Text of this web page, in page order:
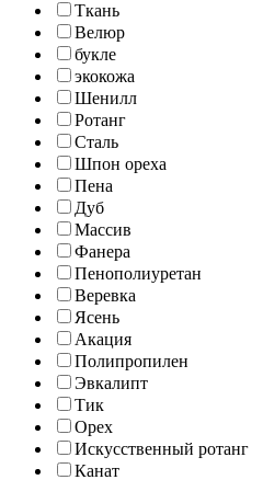
Ткань
Велюр
букле
экокожа
Шенилл
Ротанг
Сталь
Шпон ореха
Пена
Дуб
Массив
Фанера
Пенополиуретан
Веревка
Ясень
Акация
Полипропилен
Эвкалипт
Тик
Орех
Искусственный ротанг
Канат